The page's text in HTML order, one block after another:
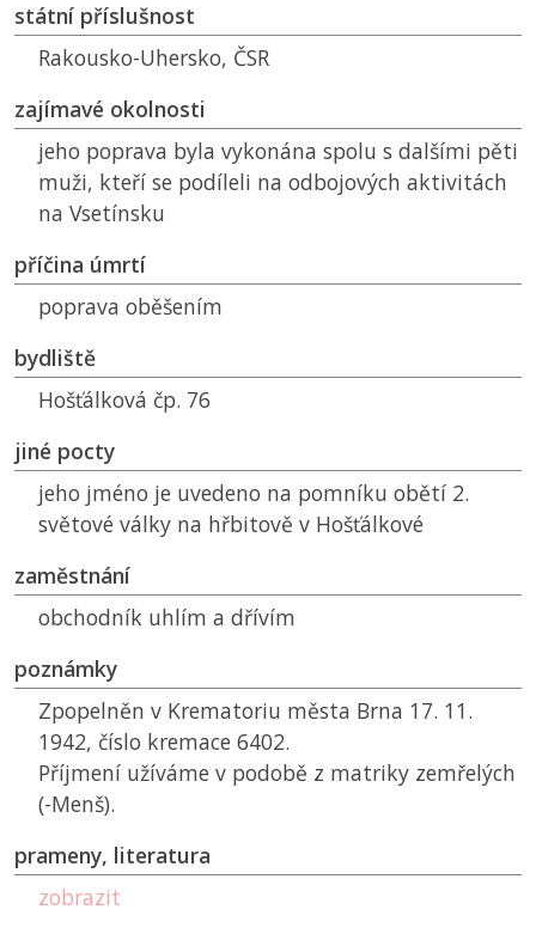
státní příslušnost
Rakousko-Uhersko, ČSR
zajímavé okolnosti
jeho poprava byla vykonána spolu s dalšími pěti
muži, kteří se podíleli na odbojových aktivitách
na Vsetínsku
příčina úmrtí
poprava oběšením
bydliště
Hošťálková čp. 76
jiné pocty
jeho jméno je uvedeno na pomníku obětí 2.
světové války na hřbitově v Hošťálkové
zaměstnání
obchodník uhlím a dřívím
poznámky
Zpopelněn v Krematoriu města Brna 17. 11.
1942, číslo kremace 6402.
Příjmení užíváme v podobě z matriky zemřelých
(-Menš).
prameny, literatura
zobrazit